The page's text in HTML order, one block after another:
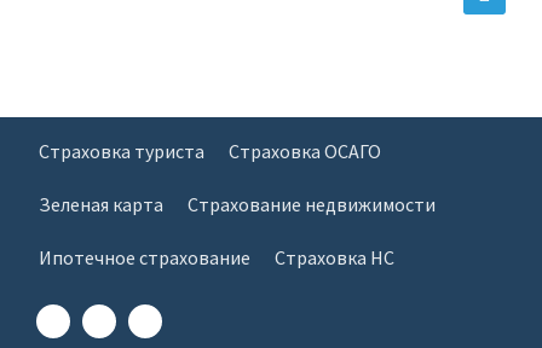
Страховка туриста Страховка ОСАГО
Зеленая карта Страхование недвижимости
Ипотечное страхование Страховка НС